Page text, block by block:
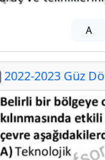
A
2022-2023 Güz